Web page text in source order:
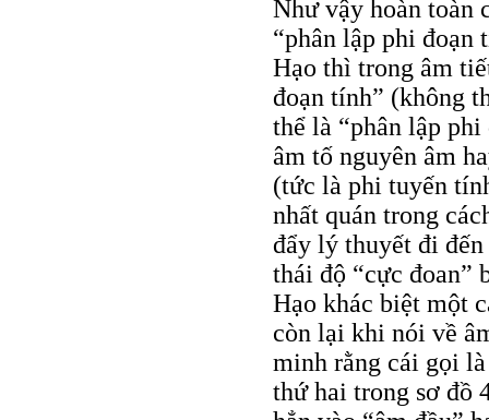
Như vậy hoàn toàn
“phân lập phi đoạn
Hạo thì trong âm
đoạn tính” (không
thể là “phân lập
âm tố nguyên âm
(tức là phi tuyến
nhất quán trong
đẩy lý thuyết đi
thái độ “cực đoan”
Hạo khác biệt một
còn lại khi nói về
minh rằng cái gọi
thứ hai trong sơ đồ